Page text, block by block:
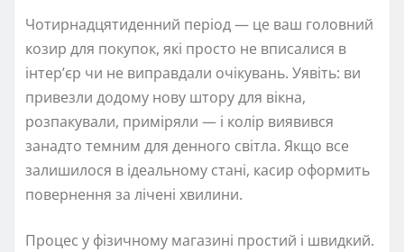
Чотирнадцятиденний період — це ваш головний
козир для покупок, які просто не вписалися в
інтер’єр чи не виправдали очікувань. Уявіть: ви
привезли додому нову штору для вікна,
розпакували, приміряли — і колір виявився
занадто темним для денного світла. Якщо все
залишилося в ідеальному стані, касир оформить
повернення за лічені хвилини.
Процес у фізичному магазині простий і швидкий.